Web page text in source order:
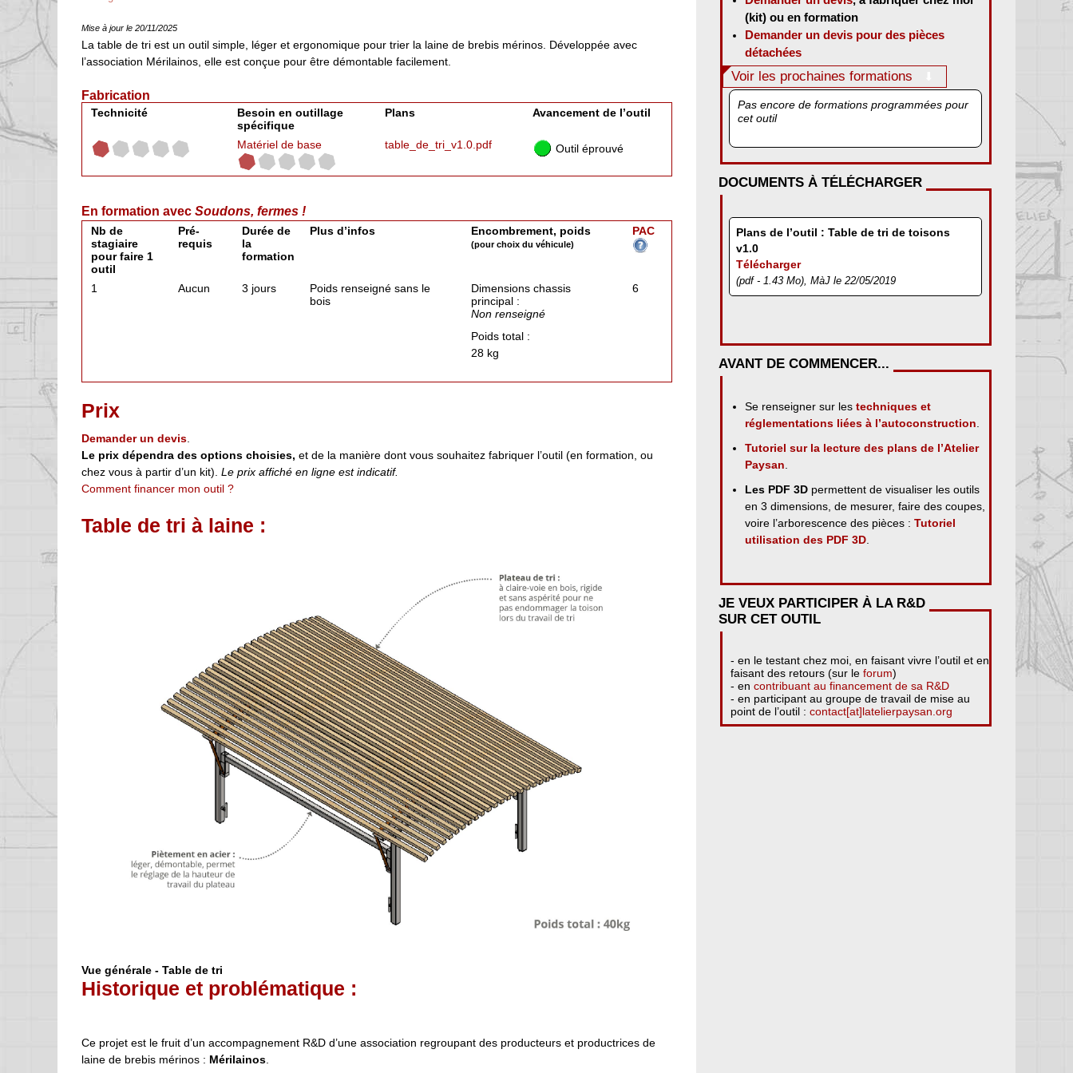
Mise à jour le 20/11/2025
La table de tri est un outil simple, léger et ergonomique pour trier la laine de brebis mérinos. Développée avec
l’association Mérilainos, elle est conçue pour être démontable facilement.
Fabrication
Technicité
Besoin en outillage
spécifique
Plans Avancement de l’outil
Matériel de base table_de_tri_v1.0.pdf Outil éprouvé
En formation avec Soudons, fermes !
Nb de
stagiaire
pour faire 1
outil
Pré-
requis
Durée de
la
formation
Plus d’infos Encombrement, poids
(pour choix du véhicule)
PAC
1 Aucun 3 jours
Poids renseigné sans le
bois
Dimensions chassis
principal :
Non renseigné
Poids total :
28 kg
6
Prix
Demander un devis.
Le prix dépendra des options choisies, et de la manière dont vous souhaitez fabriquer l’outil (en formation, ou
chez vous à partir d’un kit). Le prix affiché en ligne est indicatif.
Comment financer mon outil ?
Table de tri à laine :
Vue générale - Table de tri
Historique et problématique :
Ce projet est le fruit d’un accompagnement R&D d’une association regroupant des producteurs et productrices de
laine de brebis mérinos : Mérilainos.
(kit) ou en formation
Demander un devis pour des pièces
détachées
Voir les prochaines formations
Pas encore de formations programmées pour
cet outil
DOCUMENTS À TÉLÉCHARGER
Plans de l’outil : Table de tri de toisons
v1.0
Télécharger
(pdf - 1.43 Mo), MàJ le 22/05/2019
AVANT DE COMMENCER...
Se renseigner sur lestechniques et
réglementations liées à l’autoconstruction
Tutoriel sur la lecture des plans de l’Atelier
Paysan
Les PDF 3D permettent de visualiser les outils
en 3 dimensions, de mesurer, faire des coupes,
voire l’arborescence des pièces :Tutoriel
utilisation des PDF 3D
JE VEUX PARTICIPER À LA R&D
SUR CET OUTIL
- en le testant chez moi, en faisant vivre l’outil et en
faisant des retours (sur le forum)
- en contribuant au financement de sa R&D
- en participant au groupe de travail de mise au
point de l’outil : contact[at]latelierpaysan.org